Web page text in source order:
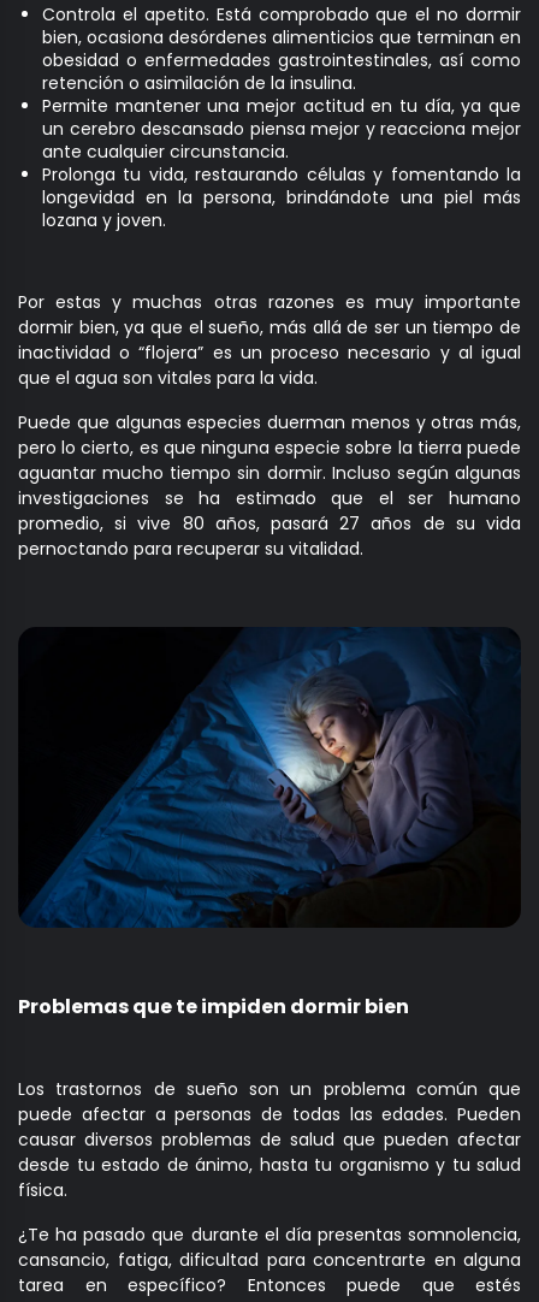
Controla el apetito. Está comprobado que el no dormir
bien, ocasiona desórdenes alimenticios que terminan en
obesidad o enfermedades gastrointestinales, así como
retención o asimilación de la insulina.
Permite mantener una mejor actitud en tu día, ya que
un cerebro descansado piensa mejor y reacciona mejor
ante cualquier circunstancia.
Prolonga tu vida, restaurando células y fomentando la
longevidad en la persona, brindándote una piel más
lozana y joven.
Por estas y muchas otras razones es muy importante
dormir bien, ya que el sueño, más allá de ser un tiempo de
inactividad o “flojera” es un proceso necesario y al igual
que el agua son vitales para la vida.
Puede que algunas especies duerman menos y otras más,
pero lo cierto, es que ninguna especie sobre la tierra puede
aguantar mucho tiempo sin dormir. Incluso según algunas
investigaciones se ha estimado que el ser humano
promedio, si vive 80 años, pasará 27 años de su vida
pernoctando para recuperar su vitalidad.
Problemas que te impiden dormir bien
Los trastornos de sueño son un problema común que
puede afectar a personas de todas las edades. Pueden
causar diversos problemas de salud que pueden afectar
desde tu estado de ánimo, hasta tu organismo y tu salud
física.
¿Te ha pasado que durante el día presentas somnolencia,
cansancio, fatiga, dificultad para concentrarte en alguna
tarea en específico? Entonces puede que estés